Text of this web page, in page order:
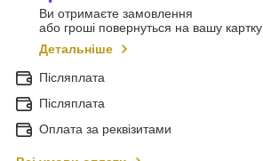
Ви отримаєте замовлення
або гроші повернуться на вашу картку
Детальніше
Післяплата
Післяплата
Оплата за реквізитами